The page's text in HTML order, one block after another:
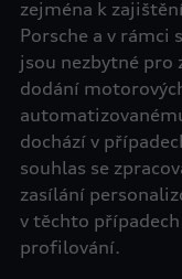
zejména k
Porsche a v rámci
jsou nezbytné pro
dodání
dochází v
souhlas se
zasílání
v těchto
profilování.